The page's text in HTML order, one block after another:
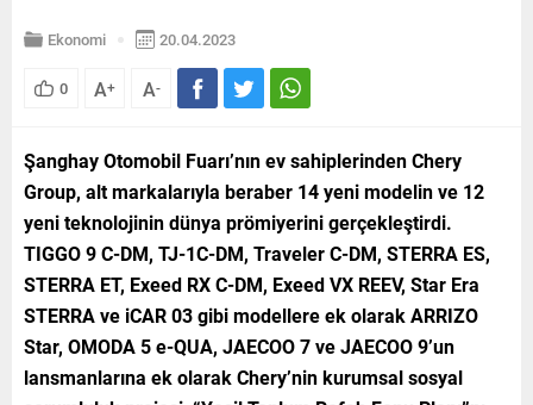
Ekonomi 20.04.2023
0 A+ A-
Şanghay Otomobil Fuarı’nın ev sahiplerinden Chery
Group, alt markalarıyla beraber 14 yeni modelin ve 12
yeni teknolojinin dünya prömiyerini gerçekleştirdi.
TIGGO 9 C-DM, TJ-1C-DM, Traveler C-DM, STERRA ES,
STERRA ET, Exeed RX C-DM, Exeed VX REEV, Star Era
STERRA ve iCAR 03 gibi modellere ek olarak ARRIZO
Star, OMODA 5 e-QUA, JAECOO 7 ve JAECOO 9’un
lansmanlarına ek olarak Chery’nin kurumsal sosyal